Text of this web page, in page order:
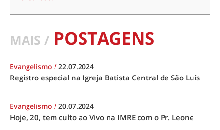
MAIS / POSTAGENS
Evangelismo /22.07.2024
Registro especial na Igreja Batista Central de São Luís
Evangelismo /20.07.2024
Hoje, 20, tem culto ao Vivo na IMRE com o Pr. Leone